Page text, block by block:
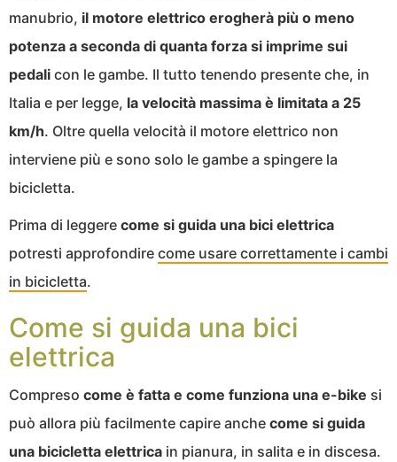
manubrio, il motore elettrico erogherà più o meno
potenza a seconda di quanta forza si imprime sui
pedali con le gambe. Il tutto tenendo presente che, in
Italia e per legge, la velocità massima è limitata a 25
km/h. Oltre quella velocità il motore elettrico non
interviene più e sono solo le gambe a spingere la
bicicletta.
Prima di leggere come si guida una bici elettrica
potresti approfondire come usare correttamente i cambi
in bicicletta.
Come si guida una bici
elettrica
Compreso come è fatta e come funziona una e-bike si
può allora più facilmente capire anche come si guida
una bicicletta elettrica in pianura, in salita e in discesa.